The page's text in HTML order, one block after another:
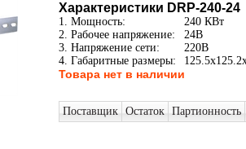
Характеристики DRP-240-24
1. Мощность:
240 КВт
2. Рабочее напряжение:
24В
3. Напряжение сети:
220В
4. Габаритные размеры:
Товара нет в наличии
Поставщик Остаток Партионность